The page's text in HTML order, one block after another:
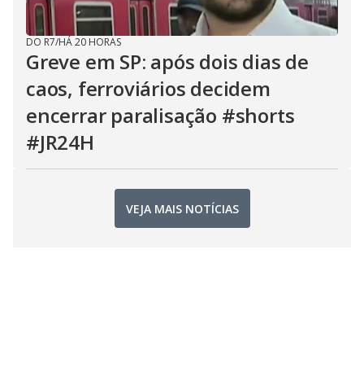
DO R7/HÁ 20 HORAS
Greve em SP: após dois dias de
caos, ferroviários decidem
encerrar paralisação #shorts
#JR24H
VEJA MAIS NOTÍCIAS